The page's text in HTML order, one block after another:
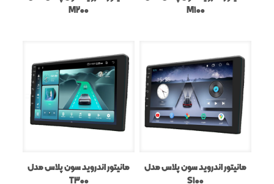
M100
M200
مانیتور اندروید سون پلاس مدل
مانیتور اندروید سون پلاس مدل